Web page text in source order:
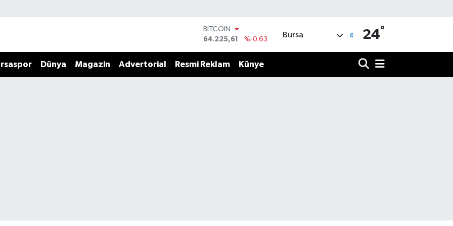
BITCOIN
64.225,61
%-0.63
47,7143
%0.16
Bursa 24°
Dünya Magazin Advertorial Resmi Reklam Künye